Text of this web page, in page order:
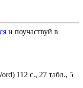
и поучаствуй в
112 с., 27 табл., 5